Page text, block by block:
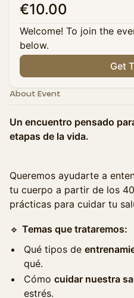
€10.00
Welcome! To join the
below.
Get
About Event
Un encuentro pensado
etapas de la vida.
Queremos ayudarte a
tu cuerpo a partir de los
prácticas para cuidar tu
🔹 Temas que trataremos:
Qué tipos de
qué.
Cómo cuidar nuestra
estrés.